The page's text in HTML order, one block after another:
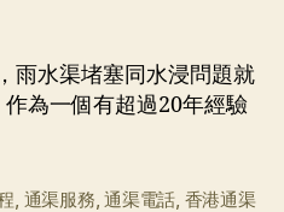
期
雨水渠堵塞同水浸問題就
為一個有超過20年經驗
通渠服務 ,通渠電話 香港通渠